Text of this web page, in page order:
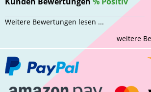
Weitere Bewertungen lesen ...
weitere